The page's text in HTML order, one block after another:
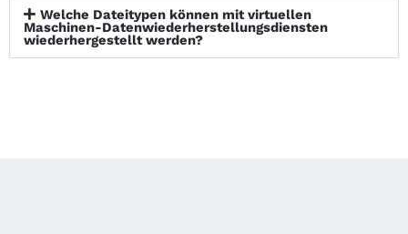
Welche Dateitypen können mit virtuellen
Maschinen-Datenwiederherstellungsdiensten
wiederhergestellt werden?